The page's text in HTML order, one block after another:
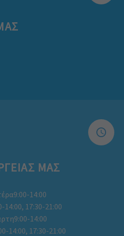
ΜΑΣ
14:00
14:00, 17:30-21:00
14:00
14:00, 17:30-21:00